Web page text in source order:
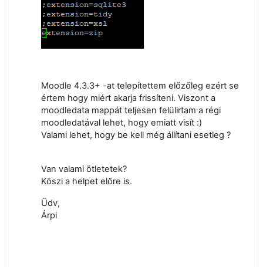
Moodle 4.3.3+ -at telepítettem előzőleg ezért se
értem hogy miért akarja frissíteni. Viszont a
moodledata mappát teljesen felülirtam a régi
moodledatával lehet, hogy emiatt visít :)
Valami lehet, hogy be kell még állítani esetleg ?
Van valami ötletetek?
Köszi a helpet előre is.
Üdv,
Árpi